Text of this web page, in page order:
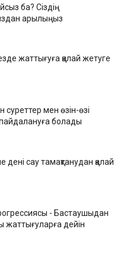
ба? Сіздің
арылыңыз
жаттығуға қалай жетуге
суреттер мен өзін-өзі
болады
сау тамақтанудан қалай
- Бастаушыдан
жаттығуларға дейін